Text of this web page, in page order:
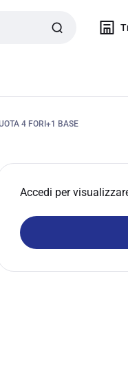
4 FORI+1 BASE
Accedi per